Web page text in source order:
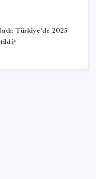
Türkiye’de 2025